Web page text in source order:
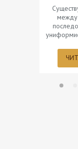
между